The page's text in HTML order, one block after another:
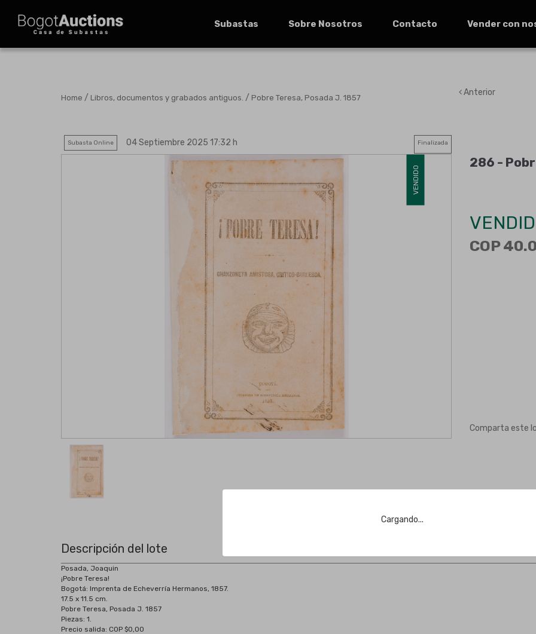
Cargando...
Subastas Sobre Nosotros Contacto Vender con
Home / Libros, documentos y grabados antiguos. / Pobre Teresa, Posada J. 1857
Anterior
Subasta Online 04 Septiembre 2025 17:32 h Finalizada
VENDIDO
286 -
COP
Comparta este
Descripción del lote
Posada, Joaquin
¡Pobre Teresa!
Bogotá: Imprenta de Echeverría Hermanos, 1857.
17.5 x 11.5 cm.
Pobre Teresa, Posada J. 1857
Piezas: 1.
Precio salida: COP $0,00